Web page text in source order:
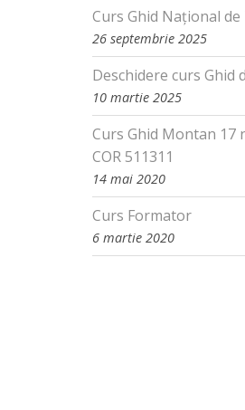
Curs Ghid Național
26 septembrie 2025
Deschidere curs Ghid
10 martie 2025
Curs Ghid Montan 17
COR 511311
14 mai 2020
Curs Formator
6 martie 2020